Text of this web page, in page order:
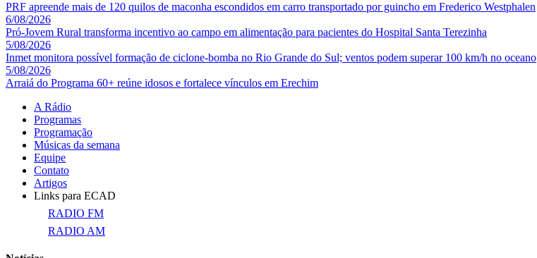
PRF apreende mais de 120 quilos de maconha escondidos em carro transportado por guincho em Frederico Westphalen
6/08/2026
Pró-Jovem Rural transforma incentivo ao campo em alimentação para pacientes do Hospital Santa Terezinha
5/08/2026
Inmet monitora possível formação de ciclone-bomba no Rio Grande do Sul; ventos podem superar 100 km/h no oceano
5/08/2026
Arraiá do Programa 60+ reúne idosos e fortalece vínculos em Erechim
A Rádio
Programas
Programação
Músicas da semana
Equipe
Contato
Artigos
Links para ECAD
RADIO FM
RADIO AM